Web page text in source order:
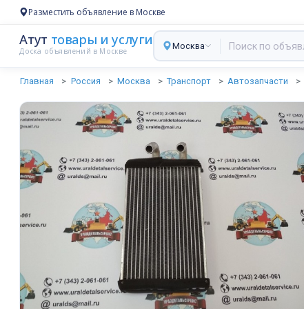
Разместить объявление в Москве
Атут товары и услуги
Доска объявлений в Москве
Москва
Главная Россия Москва Транспорт Автозапчасти